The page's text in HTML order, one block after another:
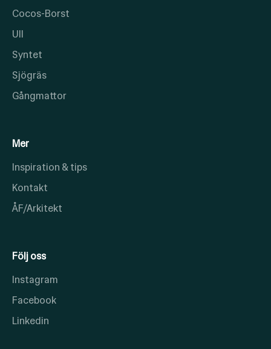
Cocos-Borst
Ull
Syntet
Sjögräs
Gångmattor
Mer
Inspiration & tips
Kontakt
ÅF/Arkitekt
Följ oss
Instagram
Facebook
Linkedin